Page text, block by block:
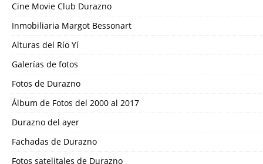
Cine Movie Club Durazno
Inmobiliaria Margot Bessonart
Alturas del Río Yí
Galerías de fotos
Fotos de Durazno
Álbum de Fotos del 2000 al 2017
Durazno del ayer
Fachadas de Durazno
Fotos satelitales de Durazno